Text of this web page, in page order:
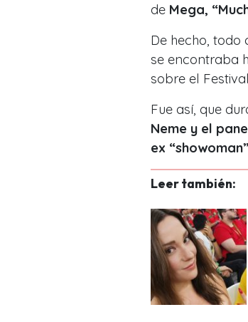
de Mega,
De hecho, todo
se encontraba
sobre el
Fue así, que
Neme y el
ex
Leer también: